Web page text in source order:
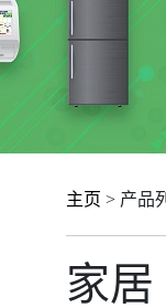
主页 > 产品
家居